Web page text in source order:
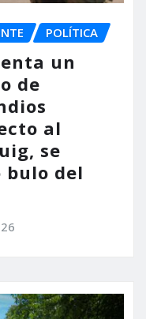
POLÍTICA
un
de
al
se
bulo del